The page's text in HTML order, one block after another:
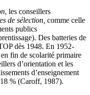
, les conseillers
de sélection, comme celle
publics
Des batteries de
dès 1948. En 1952-
fin de scolarité primaire
d’orientation et les
d’enseignement
% (Caroff, 1987).